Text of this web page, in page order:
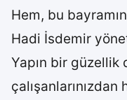
Hem, bu
Hadi İsdemir
Yapın bir güzellik
çalışanlarınızdan